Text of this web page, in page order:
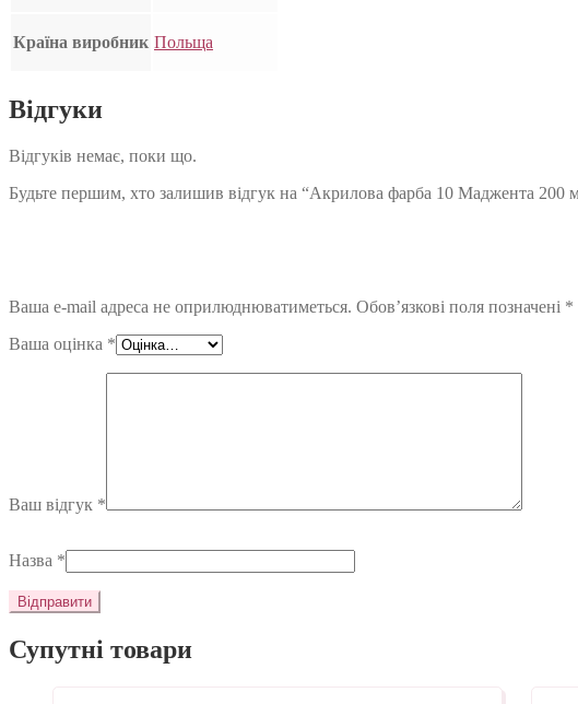
Країна виробник Польща
Відгуки
Відгуків немає, поки що.
Будьте першим, хто залишив відгук на “Акрилова фарба 10 Маджента 200
Ваша e-mail адреса не оприлюднюватиметься. Обов’язкові поля позначені *
Ваша оцінка *
Ваш відгук *
Назва *
Супутні товари